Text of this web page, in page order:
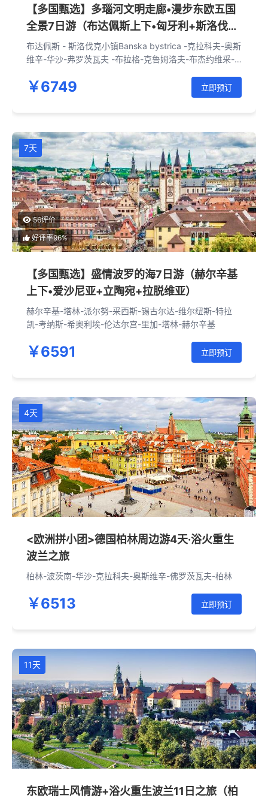
【多国甄选】多瑙河文明走廊•漫步东欧五国
全景7日游（布达佩斯上下•匈牙利+斯洛伐克
+波兰+捷克+奥地利）
布达佩斯 - 斯洛伐克小镇Banska bystrica -克拉科夫-奥斯
维辛-华沙-弗罗茨瓦夫 -布拉格-克鲁姆洛夫-布杰约维采-
￥6749 立即预订
7天
56评价
好评率96%
【多国甄选】盛情波罗的海7日游（赫尔辛基
上下•爱沙尼亚+立陶宛+拉脱维亚）
赫尔辛基-塔林-派尔努-采西斯-锡古尔达-维尔纽斯-特拉
凯-考纳斯-希奥利埃-伦达尔宫-里加-塔林-赫尔辛基
￥6591 立即预订
4天
<欧洲拼小团>德国柏林周边游4天·浴火重生
波兰之旅
柏林-波茨南-华沙-克拉科夫-奥斯维辛-佛罗茨瓦夫-柏林
￥6513 立即预订
11天
东欧瑞士风情游+浴火重生波兰11日之旅（柏